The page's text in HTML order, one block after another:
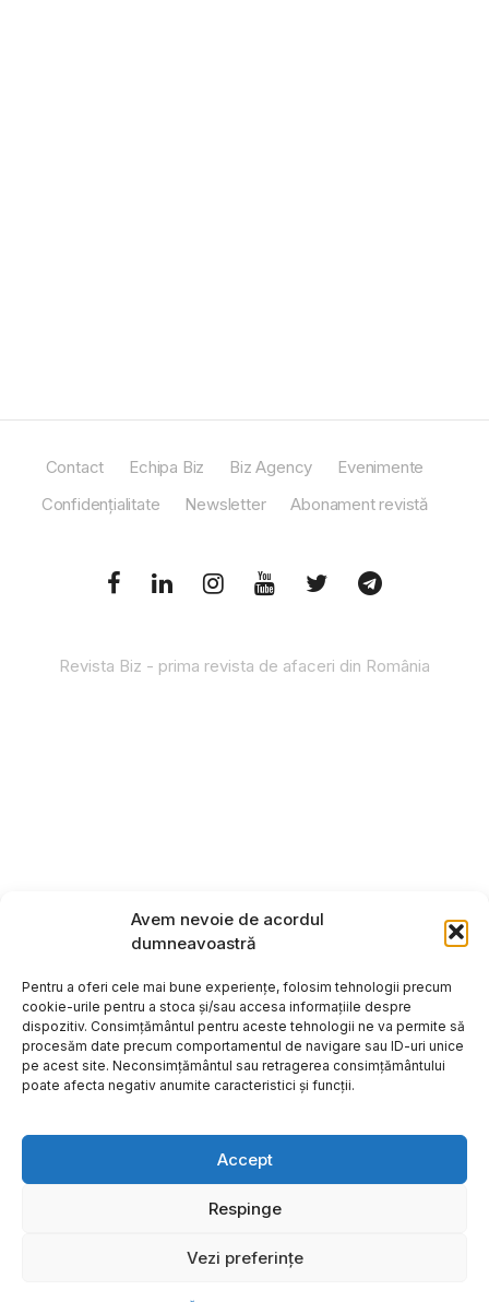
Avem nevoie de acordul
dumneavoastră
Pentru a oferi cele mai bune experiențe, folosim tehnologii precum
cookie-urile pentru a stoca și/sau accesa informațiile despre
dispozitiv. Consimțământul pentru aceste tehnologii ne va permite să
procesăm date precum comportamentul de navigare sau ID-uri unice
pe acest site. Neconsimțământul sau retragerea consimțământului
poate afecta negativ anumite caracteristici și funcții.
Accept
Respinge
Vezi preferințe
Contact Echipa Biz Biz Agency
Evenimente
Confidențialitate
Newsletter Abonament revistă
Revista Biz - prima revista de afaceri din România
Copyright ©2026